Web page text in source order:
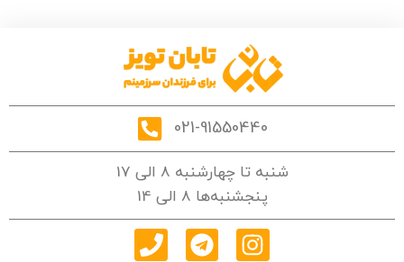
021-91550440
شنبه تا چهارشنبه 8 الی 17
پنجشنبه‌ها 8 الی 14